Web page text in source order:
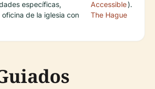
específicas,
de la iglesia con
Accessible
The Hague
).